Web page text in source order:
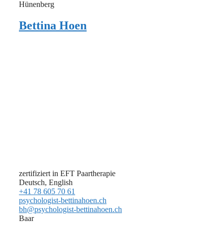
Hünenberg
Bettina Hoen
zertifiziert in EFT Paartherapie
Deutsch, English
+41 78 605 70 61
psychologist-bettinahoen.ch
bh@psychologist-bettinahoen.ch
Baar